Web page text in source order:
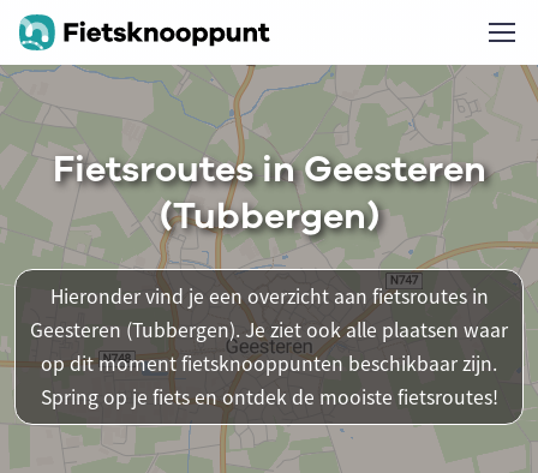
Fietsroutes in Geesteren
(Tubbergen)
Hieronder vind je een overzicht aan fietsroutes in
Geesteren (Tubbergen). Je ziet ook alle plaatsen waar
op dit moment fietsknooppunten beschikbaar zijn.
Spring op je fiets en ontdek de mooiste fietsroutes!